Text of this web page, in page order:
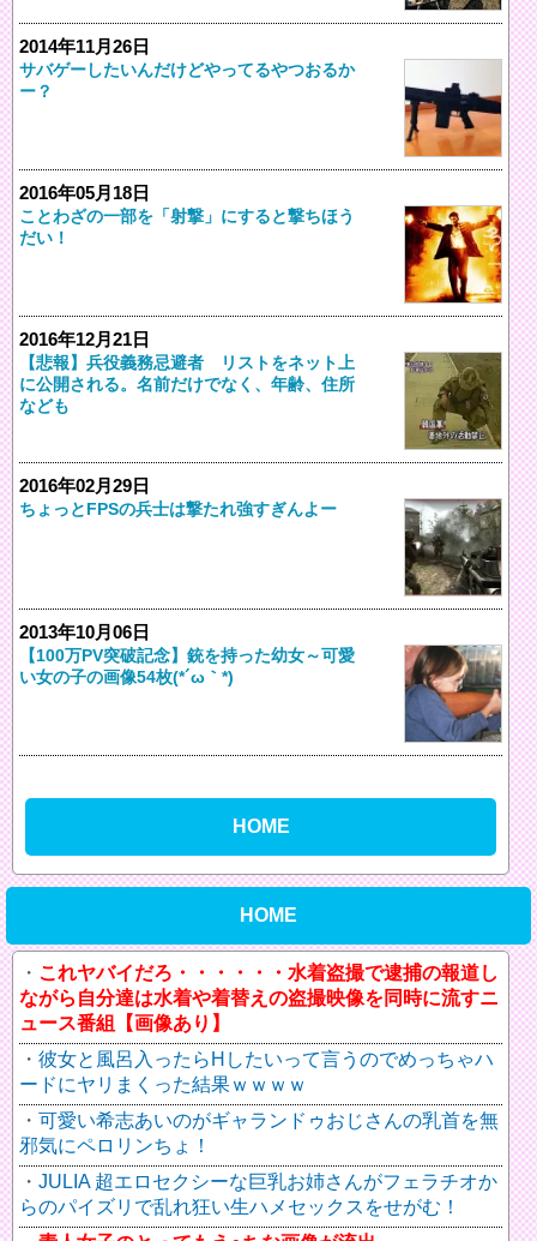
2014年11月26日
サバゲーしたいんだけどやってるやつおるか
ー？
2016年05月18日
ことわざの一部を「射撃」にすると撃ちほう
だい！
2016年12月21日
【悲報】兵役義務忌避者 リストをネット上
に公開される。名前だけでなく、年齢、住所
なども
2016年02月29日
ちょっとFPSの兵士は撃たれ強すぎんよー
2013年10月06日
【100万PV突破記念】銃を持った幼女～可愛
い女の子の画像54枚(*´ω｀*)
HOME
HOME
これヤバイだろ・・・・・・水着盗撮で逮捕の報道し
ながら自分達は水着や着替えの盗撮映像を同時に流すニ
ュース番組【画像あり】
彼女と風呂入ったらHしたいって言うのでめっちゃハ
ードにヤリまくった結果ｗｗｗｗ
可愛い希志あいのがギャランドゥおじさんの乳首を無
邪気にペロリンちょ！
JULIA 超エロセクシーな巨乳お姉さんがフェラチオか
らのパイズリで乱れ狂い生ハメセックスをせがむ！